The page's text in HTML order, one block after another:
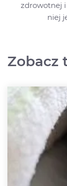
zdrowotnej i
niej
Zobacz